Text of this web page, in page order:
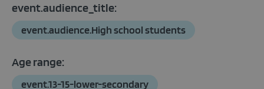
event.audience_title:
event.audience.High school students
Age range:
event.13-15-lower-secondary